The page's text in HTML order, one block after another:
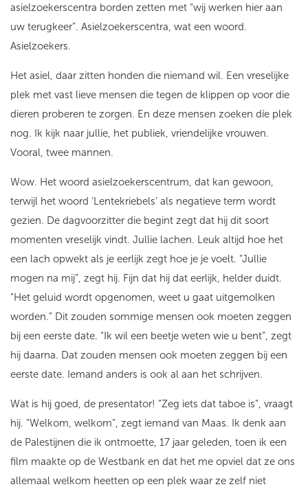
asielzoekerscentra borden zetten met “wij werken hier aan
uw terugkeer”. Asielzoekerscentra, wat een woord.
Asielzoekers.
Het asiel, daar zitten honden die niemand wil. Een vreselijke
plek met vast lieve mensen die tegen de klippen op voor die
dieren proberen te zorgen. En deze mensen zoeken díe plek
nog. Ik kijk naar jullie, het publiek, vriendelijke vrouwen.
Vooral, twee mannen.
Wow. Het woord asielzoekerscentrum, dat kan gewoon,
terwijl het woord ‘Lentekriebels’ als negatieve term wordt
gezien. De dagvoorzitter die begint zegt dat hij dit soort
momenten vreselijk vindt. Jullie lachen. Leuk altijd hoe het
een lach opwekt als je eerlijk zegt hoe je je voelt. “Jullie
mogen na mij”, zegt hij. Fijn dat hij dat eerlijk, helder duidt.
“Het geluid wordt opgenomen, weet u gaat uitgemolken
worden.” Dit zouden sommige mensen ook moeten zeggen
bij een eerste date. “Ik wil een beetje weten wie u bent”, zegt
hij daarna. Dat zouden mensen ook moeten zeggen bij een
eerste date. Iemand anders is ook al aan het schrijven.
Wat is hij goed, de presentator! “Zeg iets dat taboe is”, vraagt
hij. “Welkom, welkom”, zegt iemand van Maas. Ik denk aan
de Palestijnen die ik ontmoette, 17 jaar geleden, toen ik een
film maakte op de Westbank en dat het me opviel dat ze ons
allemaal welkom heetten op een plek waar ze zelf niet